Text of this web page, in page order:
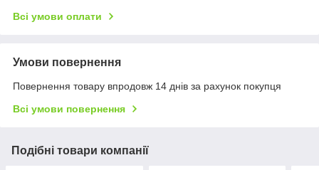
Всі умови оплати
Умови повернення
Повернення товару впродовж 14 днів за рахунок покупця
Всі умови повернення
Подібні товари компанії